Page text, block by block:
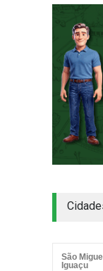
São
Iguaçu